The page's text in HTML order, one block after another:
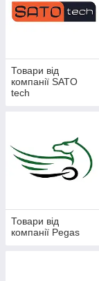
Товари від
компанії SATO
tech
Товари від
компанії Pegas